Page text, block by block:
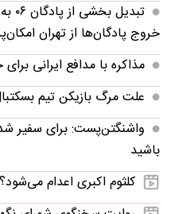
خروج پادگان‌ها از تهران
مذاکره با مدافع ایرانی
علت مرگ بازیکن تیم
واشنگتن‌پست: برای سفیر
باشید
کلثوم اکبری اعدام می‌شود؟